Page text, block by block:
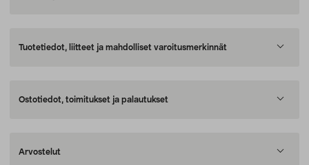
Tuotetiedot, liitteet ja mahdolliset varoitusmerkinnät
Ostotiedot, toimitukset ja palautukset
Arvostelut